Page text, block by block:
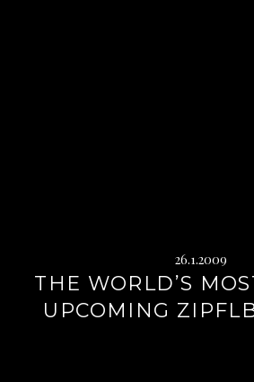
26.1.2009
THE WORLD’S
UPCOMING